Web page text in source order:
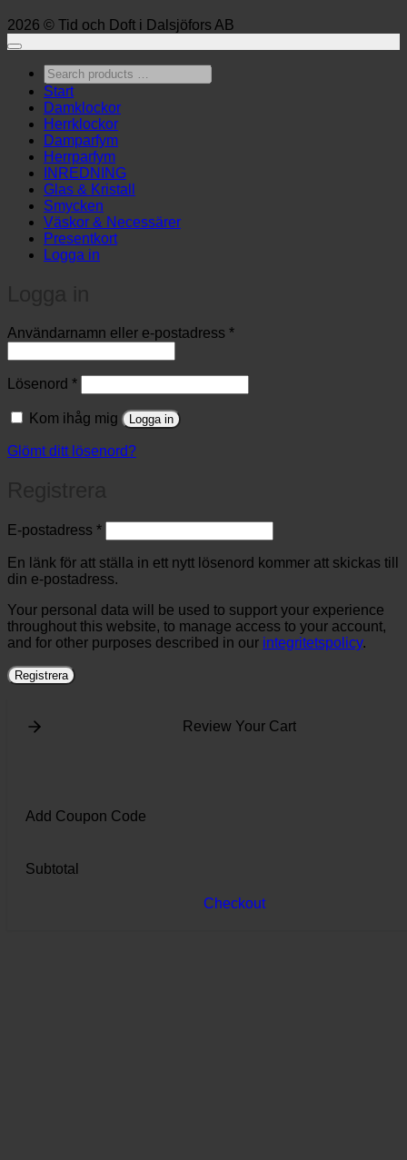
2026 © Tid och Doft i Dalsjöfors AB
Search
products
…
Start
Damklockor
Herrklockor
Damparfym
Herrparfym
INREDNING
Glas & Kristall
Smycken
Väskor & Necessärer
Presentkort
Logga in
Användarnamn eller e-postadress *Obligatoriskt
Lösenord *Obligatoriskt
Kom ihåg mig Logga in
Glömt ditt lösenord?
E-postadress *Obligatoriskt
En länk för att ställa in ett nytt lösenord kommer att skickas till
din e-postadress.
Your personal data will be used to support your experience
throughout this website, to manage access to your account,
and for other purposes described in our integritetspolicy.
Registrera
Review Your Cart
Add Coupon Code
Subtotal
Checkout